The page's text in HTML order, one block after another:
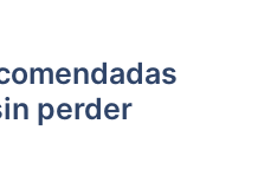
perder